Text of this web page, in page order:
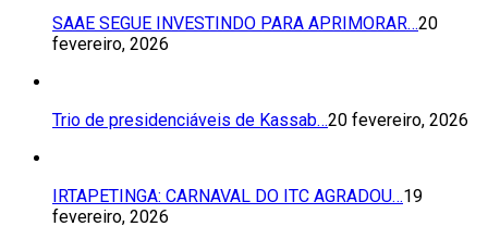
SAAE SEGUE INVESTINDO PARA APRIMORAR…20
fevereiro, 2026
Trio de presidenciáveis de Kassab…20 fevereiro, 2026
IRTAPETINGA: CARNAVAL DO ITC AGRADOU…19
fevereiro, 2026